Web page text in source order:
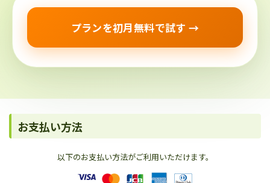
プランを初月無料で試す →
お支払い方法
以下のお支払い方法がご利用いただけます。